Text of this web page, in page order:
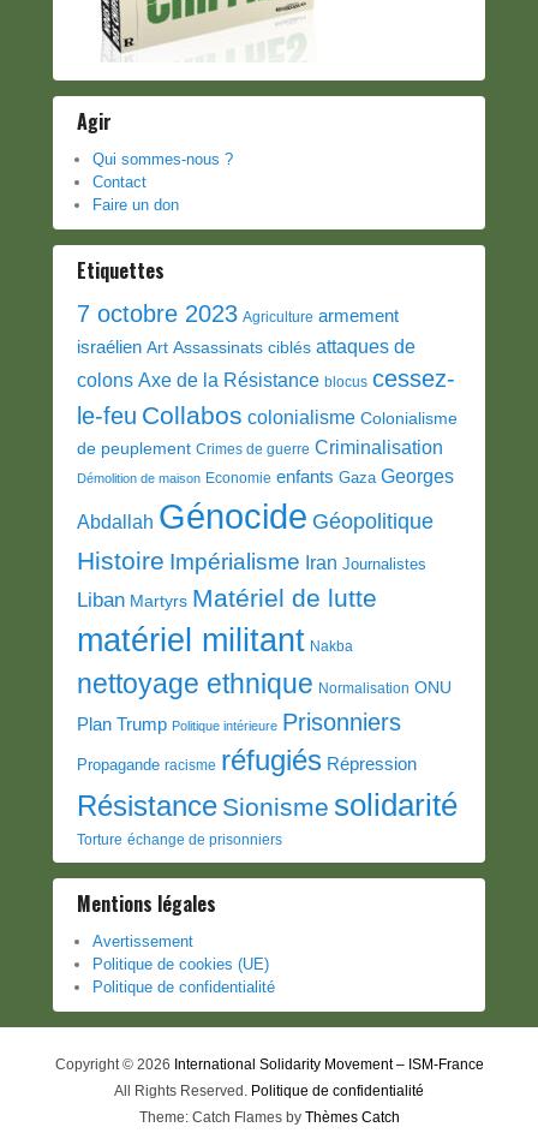
Agir
Qui sommes-nous ?
Contact
Faire un don
Etiquettes
7 octobre 2023 Agriculture armement
israélien Art Assassinats ciblés attaques de
colons Axe de la Résistance blocus cessez-
le-feu Collabos colonialisme Colonialisme
de peuplement Crimes de guerre Criminalisation
Démolition de maison Economie enfants Gaza Georges
Abdallah Génocide Géopolitique
Histoire Impérialisme Iran Journalistes
Liban Martyrs Matériel de lutte
matériel militant Nakba
nettoyage ethnique Normalisation ONU
Plan Trump Politique intérieure Prisonniers
Propagande racisme réfugiés Répression
Résistance Sionisme solidarité
Torture échange de prisonniers
Mentions légales
Avertissement
Politique de cookies (UE)
Politique de confidentialité
Copyright © 2026 International Solidarity Movement – ISM-France
All Rights Reserved. Politique de confidentialité
Theme: Catch Flames by Thèmes Catch